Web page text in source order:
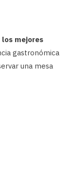
mejores
gastronómica
una mesa